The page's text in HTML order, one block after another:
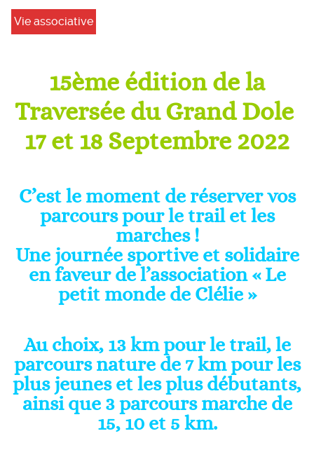
Vie associative
15ème édition de la
Traversée du Grand Dole
17 et 18 Septembre 2022
C’est le moment de réserver vos
parcours pour le trail et les
marches !
Une journée sportive et solidaire
en faveur de l’association « Le
petit monde de Clélie »
Au choix, 13 km pour le trail, le
parcours nature de 7 km pour les
plus jeunes et les plus débutants,
ainsi que 3 parcours marche de
15, 10 et 5 km.